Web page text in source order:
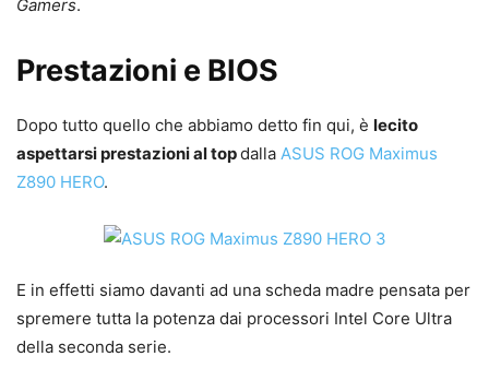
Gamers.
Prestazioni e BIOS
Dopo tutto quello che abbiamo detto fin qui, è lecito
aspettarsi prestazioni al topdalla ASUS ROG Maximus
Z890 HERO.
E in effetti siamo davanti ad una scheda madre pensata per
spremere tutta la potenza dai processori Intel Core Ultra
della seconda serie.